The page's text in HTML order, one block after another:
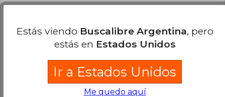
Llegó en tiempo y forma. Buscalibre ofreció un
servicio comprometido, pero la empresa
tercerizada (Moova) que envió el libro en mi país
dejó que desear en su profesionalidad y en
tiempos de entrega.
Estás viendo Buscalibre Argentina, pero
estás en Estados Unidos
Ir a Estados Unidos
Me quedo aquí